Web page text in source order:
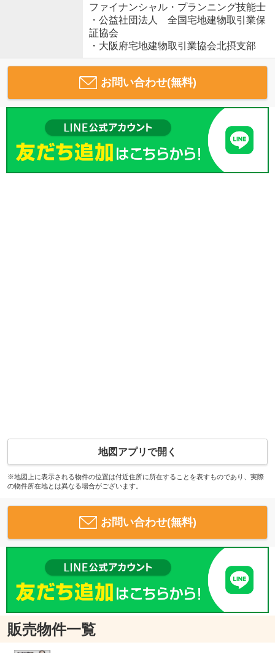
ファイナンシャル・プランニング技能士
・公益社団法人 全国宅地建物取引業保
証協会
・大阪府宅地建物取引業協会北摂支部
お問い合わせ(無料)
地図アプリで開く
※地図上に表示される物件の位置は付近住所に所在することを表すものであり、実際
の物件所在地とは異なる場合がございます。
お問い合わせ(無料)
販売物件一覧